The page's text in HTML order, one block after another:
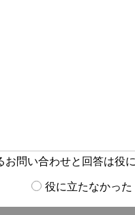
問い合わせと回答は役
役に立たなかった